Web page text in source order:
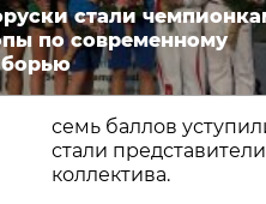
стали
по современному
семь баллов
стали
коллектива.